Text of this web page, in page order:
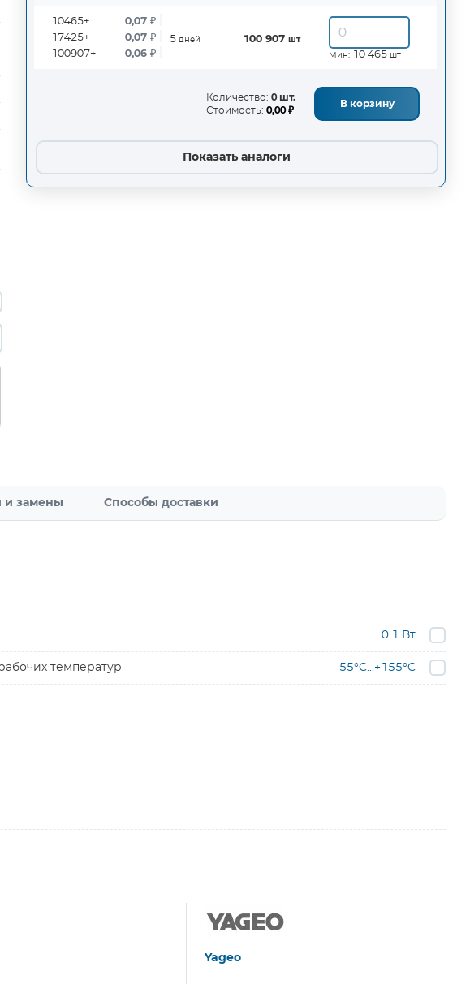
10465+
17425+
100907+
0,07 ₽
0,07 ₽
0,06 ₽
5 дней 100 907 шт
Мин: 10 465 шт
Количество: 0 шт.
Стоимость: 0,00 ₽
В корзину
Показать аналоги
и замены Способы доставки
0.1 Вт
температур -55°C...+155°C
Yageo